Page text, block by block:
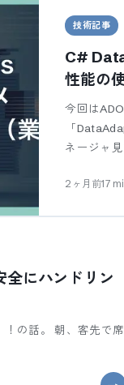
技術記事
C#
性能の
今回は
「
ネージャ
2ヶ月前17
にハンドリン
の話。 朝、客先で席